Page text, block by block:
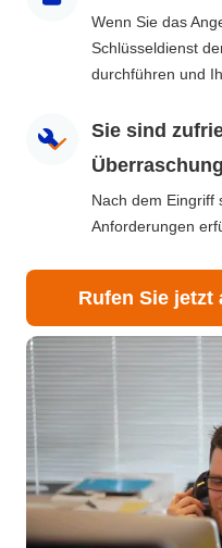
Wenn Sie das
Schlüsseldienst
durchführen und
Sie sind
Überraschung
Nach dem Eingriff
Anforderungen
Rufen Sie jetzt